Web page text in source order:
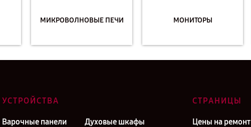
МИКРОВОЛНОВЫЕ ПЕЧИ МОНИТОРЫ
УСТРОЙСТВА
Варочные панели Духовые шкафы
СТРАНИЦЫ
Цены на ремонт